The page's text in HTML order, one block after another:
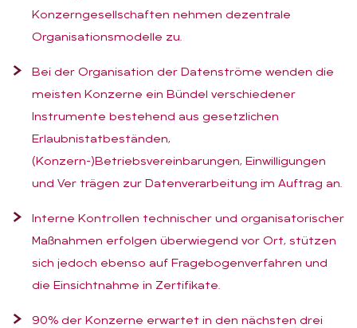
Konzerngesellschaften nehmen dezentrale
Organisationsmodelle zu.
Bei der Organisation der Datenströme wenden die
meisten Konzerne ein Bündel verschiedener
Instrumente bestehend aus gesetzlichen
Erlaubnistatbeständen,
(Konzern-)Betriebsvereinbarungen, Einwilligungen
und Ver trägen zur Datenverarbeitung im Auftrag an.
Interne Kontrollen technischer und organisatorischer
Maßnahmen erfolgen überwiegend vor Ort, stützen
sich jedoch ebenso auf Fragebogenverfahren und
die Einsichtnahme in Zertifikate.
90% der Konzerne erwartet in den nächsten drei